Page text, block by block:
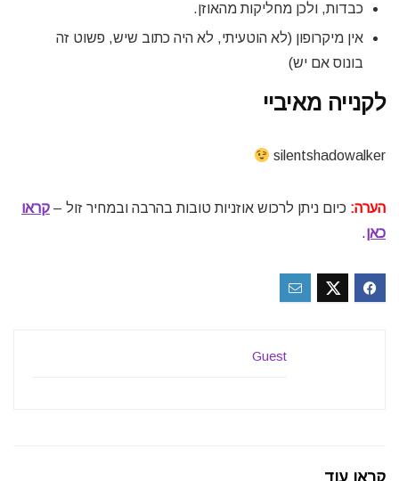
כבדות, ולכן מחליקות מהאוזן.
אין מיקרופון (לא הוטעיתי, לא היה כתוב שיש, פשוט זה
בונוס אם יש)
לקנייה מאיביי
silentshadowalker
הערה: כיום ניתן לרכוש אוזניות טובות בהרבה ובמחיר זול – קראו
כאן.
Guest